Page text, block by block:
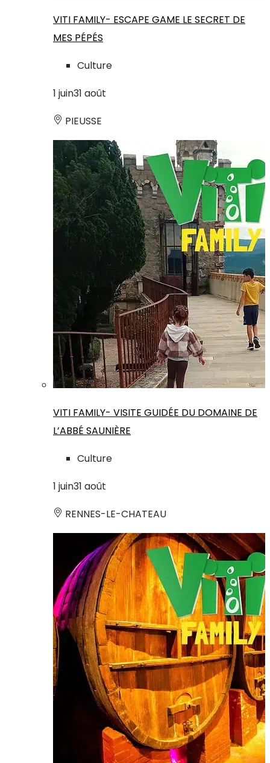
VITI FAMILY- ESCAPE GAME LE SECRET DE
MES PÉPÉS
Culture
1 juin31 août
PIEUSSE
VITI FAMILY- VISITE GUIDÉE DU DOMAINE DE
L’ABBÉ SAUNIÈRE
Culture
1 juin31 août
RENNES-LE-CHATEAU